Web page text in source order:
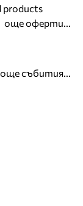
products
още оферти...
още събития...